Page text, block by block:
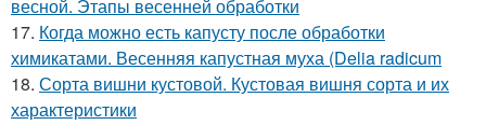
весной. Этапы весенней обработки
17. Когда можно есть капусту после обработки
химикатами. Весенняя капустная муха (Delia radicum
18. Сорта вишни кустовой. Кустовая вишня сорта и их
характеристики